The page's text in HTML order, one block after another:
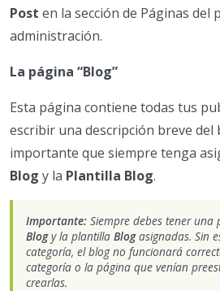
Post en la sección de Páginas del
administración.
La página “Blog”
Esta página contiene todas tus
escribir una descripción breve del
importante que siempre tenga
Blog y la Plantilla Blog.
Importante: Siempre debes tener
Blogy la plantilla Blogasignadas. Sin
categoría, el blog no funcionará
categoría o la página que venían
crearlas.